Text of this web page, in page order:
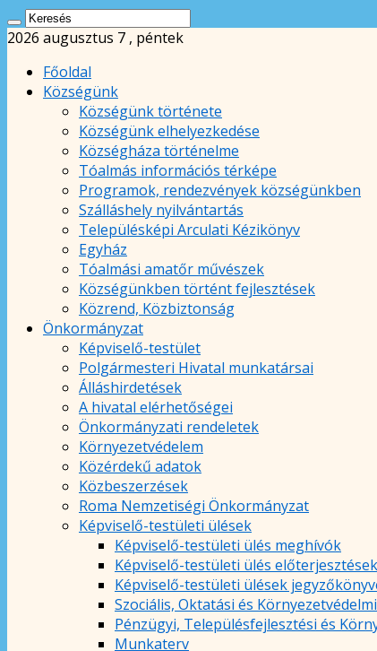
2026 augusztus 7 , péntek
Főoldal
Községünk
Községünk története
Községünk elhelyezkedése
Községháza történelme
Tóalmás információs térképe
Programok, rendezvények községünkben
Szálláshely nyilvántartás
Településképi Arculati Kézikönyv
Egyház
Tóalmási amatőr művészek
Községünkben történt fejlesztések
Közrend, Közbiztonság
Önkormányzat
Képviselő-testület
Polgármesteri Hivatal munkatársai
Álláshirdetések
A hivatal elérhetőségei
Önkormányzati rendeletek
Környezetvédelem
Közérdekű adatok
Közbeszerzések
Roma Nemzetiségi Önkormányzat
Képviselő-testületi ülések
Képviselő-testületi ülés meghívók
Képviselő-testületi ülés előterjesztések
Képviselő-testületi ülések
Szociális, Oktatási és
Pénzügyi, Településfejlesztési és
Munkaterv